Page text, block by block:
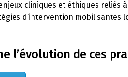
cliniques et éthiques reliés
d’intervention mobilisantes
l’évolution de ces